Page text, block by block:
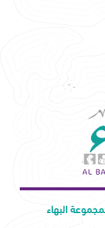
محفوظة © 2026 لمجموعة البهاء